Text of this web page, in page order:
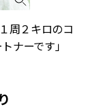
周２キロのコ
ナーです」